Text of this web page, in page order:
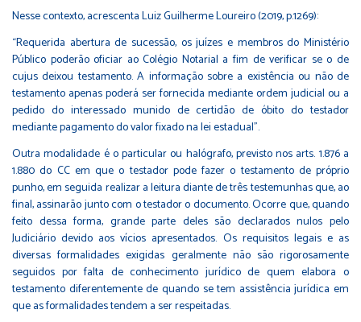
Nesse contexto, acrescenta Luiz Guilherme Loureiro (2019, p.1269):
“Requerida abertura de sucessão, os juízes e membros do Ministério
Público poderão oficiar ao Colégio Notarial a fim de verificar se o de
cujus deixou testamento. A informação sobre a existência ou não de
testamento apenas poderá ser fornecida mediante ordem judicial ou a
pedido do interessado munido de certidão de óbito do testador
mediante pagamento do valor fixado na lei estadual”.
Outra modalidade é o particular ou halógrafo, previsto nos arts. 1.876 a
1.880 do CC em que o testador pode fazer o testamento de próprio
punho, em seguida realizar a leitura diante de três testemunhas que, ao
final, assinarão junto com o testador o documento. Ocorre que, quando
feito dessa forma, grande parte deles são declarados nulos pelo
Judiciário devido aos vícios apresentados. Os requisitos legais e as
diversas formalidades exigidas geralmente não são rigorosamente
seguidos por falta de conhecimento jurídico de quem elabora o
testamento diferentemente de quando se tem assistência jurídica em
que as formalidades tendem a ser respeitadas.